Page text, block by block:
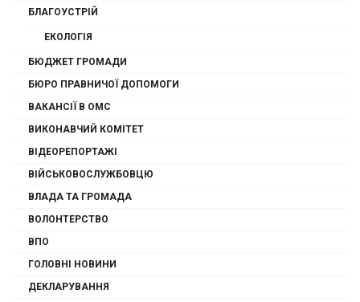
БЛАГОУСТРІЙ
ЕКОЛОГІЯ
БЮДЖЕТ ГРОМАДИ
БЮРО ПРАВНИЧОЇ ДОПОМОГИ
ВАКАНСІЇ В ОМС
ВИКОНАВЧИЙ КОМІТЕТ
ВІДЕОРЕПОРТАЖІ
ВІЙСЬКОВОСЛУЖБОВЦЮ
ВЛАДА ТА ГРОМАДА
ВОЛОНТЕРСТВО
ВПО
ГОЛОВНІ НОВИНИ
ДЕКЛАРУВАННЯ